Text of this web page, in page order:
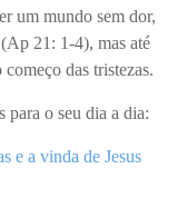
um mundo sem dor,
21: 1-4), mas até
das tristezas.
para o seu dia a dia:
e a vinda de Jesus